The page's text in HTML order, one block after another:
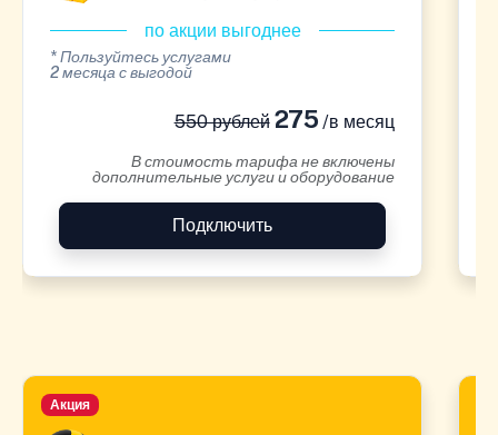
по акции выгоднее
* Пользуйтесь услугами
2 месяца с выгодой
550 рублей275 /в месяц
В стоимость тарифа не включены
дополнительные услуги и оборудование
Подключить
Акция